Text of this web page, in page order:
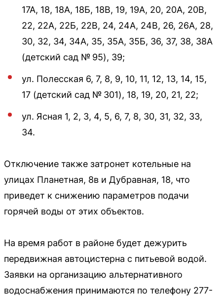
17А, 18, 18А, 18Б, 18В, 19, 19А, 20, 20А, 20В,
22, 22А, 22Б, 22В, 24, 24А, 24В, 26, 26А, 28,
30, 32, 34, 34А, 35, 35А, 35Б, 36, 37, 38, 38А
(детский сад № 95), 39;
ул. Полесская 6, 7, 8, 9, 10, 11, 12, 13, 14, 15,
17 (детский сад № 301), 18, 19, 20, 21, 22;
ул. Ясная 1, 2, 3, 4, 5, 6, 7, 8, 30, 31, 32, 33,
34.
Отключение также затронет котельные на
улицах Планетная, 8в и Дубравная, 18, что
приведет к снижению параметров подачи
горячей воды от этих объектов.
На время работ в районе будет дежурить
передвижная автоцистерна с питьевой водой.
Заявки на организацию альтернативного
водоснабжения принимаются по телефону 277-